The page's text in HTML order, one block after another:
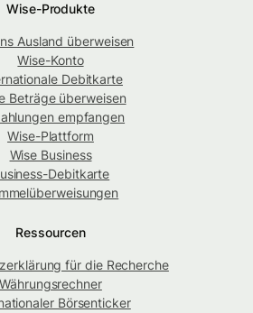
Wise-Produkte
Ausland überweisen
Wise-Konto
Debitkarte
Beträge überweisen
empfangen
Wise-Plattform
Wise Business
Debitkarte
Ressourcen
für die Recherche
Währungsrechner
Börsenticker